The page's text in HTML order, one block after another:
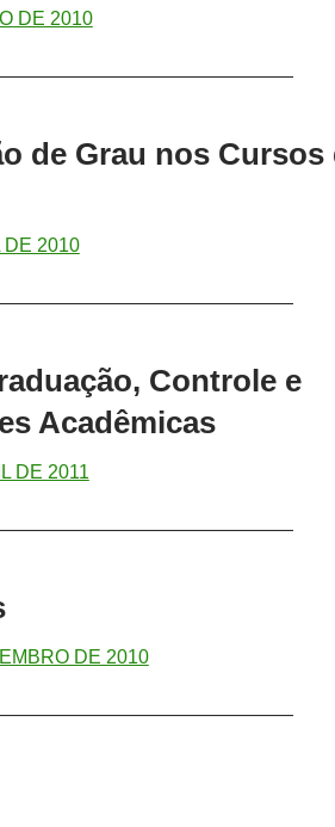
DE 2010
de Grau nos Cursos
DE 2010
Controle e
Acadêmicas
DE 2011
DE 2010